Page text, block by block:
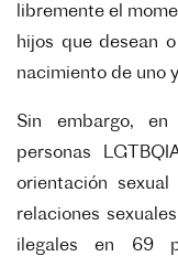
libremente el
hijos que desean
nacimiento de uno
Sin embargo,
personas
orientación
relaciones
ilegales en 69